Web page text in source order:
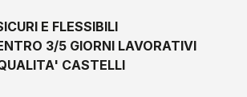
E FLESSIBILI
3/5 GIORNI LAVORATIVI
CASTELLI